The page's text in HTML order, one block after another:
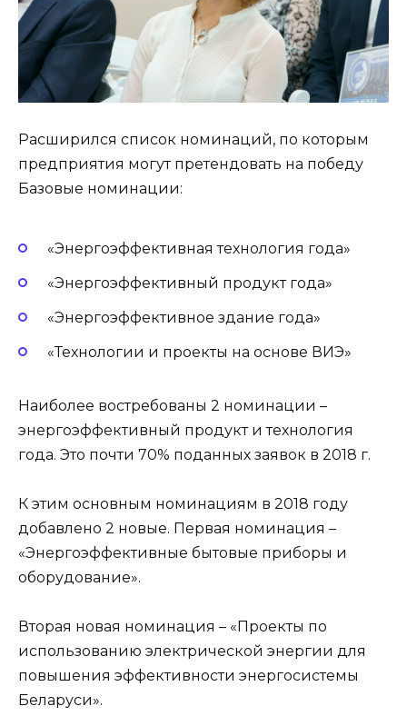
Расширился список номинаций, по которым
предприятия могут претендовать на победу
Базовые номинации:
«Энергоэффективная технология года»
«Энергоэффективный продукт года»
«Энергоэффективное здание года»
«Технологии и проекты на основе ВИЭ»
Наиболее востребованы 2 номинации –
энергоэффективный продукт и технология
года. Это почти 70% поданных заявок в 2018 г.
К этим основным номинациям в 2018 году
добавлено 2 новые. Первая номинация –
«Энергоэффективные бытовые приборы и
оборудование».
Вторая новая номинация – «Проекты по
использованию электрической энергии для
повышения эффективности энергосистемы
Беларуси».